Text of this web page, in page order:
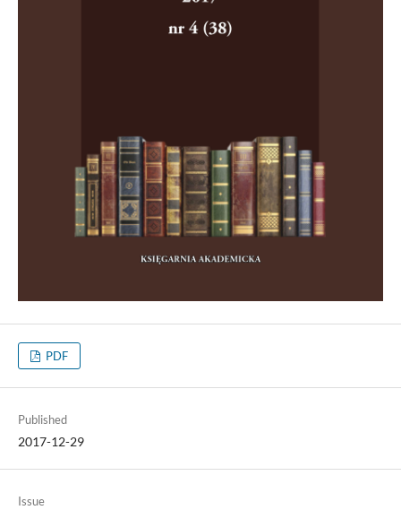
PDF
Published
2017-12-29
Issue